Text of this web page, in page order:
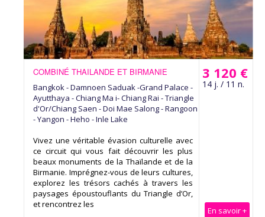
3 120 €
14 j. / 11 n.
En savoir +
COMBINÉ THAILANDE ET BIRMANIE
Bangkok - Damnoen Saduak -Grand Palace -
Ayutthaya - Chiang Ma i- Chiang Rai - Triangle
d'Or/Chiang Saen - Doi Mae Salong - Rangoon
- Yangon - Heho - Inle Lake
Vivez une véritable évasion culturelle avec
ce circuit qui vous fait découvrir les plus
beaux monuments de la Thaïlande et de la
Birmanie. Imprégnez-vous de leurs cultures,
explorez les trésors cachés à travers les
paysages époustouflants du Triangle d’Or,
et rencontrez les